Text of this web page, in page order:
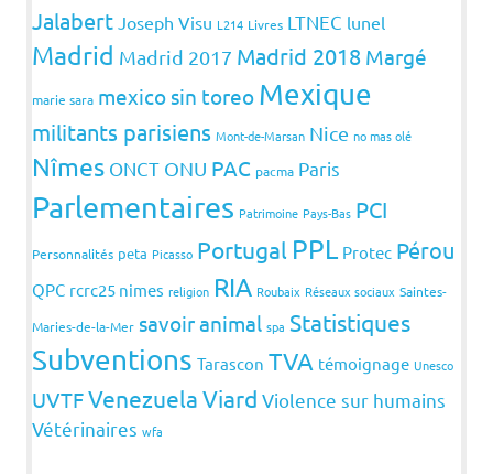
Jalabert Joseph Visu L214 Livres LTNEC lunel
Madrid Madrid 2017 Madrid 2018 Margé
marie sara mexico sin toreo Mexique
militants parisiens Mont-de-Marsan Nice no mas olé
Nîmes ONCT ONU PAC pacma Paris
Parlementaires Patrimoine Pays-Bas PCI
Personnalités peta Picasso Portugal PPL Protec Pérou
QPC rcrc25 nimes religion RIA Roubaix Réseaux sociaux Saintes-
Maries-de-la-Mer savoir animal spa Statistiques
Subventions Tarascon TVA témoignage Unesco
UVTFVenezuelaViard Violence sur humains
Vétérinaires wfa